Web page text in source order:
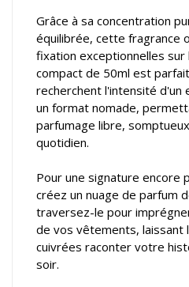
Grâce à sa concentration
équilibrée, cette fragrance
fixation exceptionnelles sur
compact de 50ml est
recherchent l'intensité d'un
un format nomade,
parfumage libre,
quotidien.
Pour une signature encore
créez un nuage de parfum
traversez-le pour
de vos vêtements,
cuivrées raconter votre
soir.